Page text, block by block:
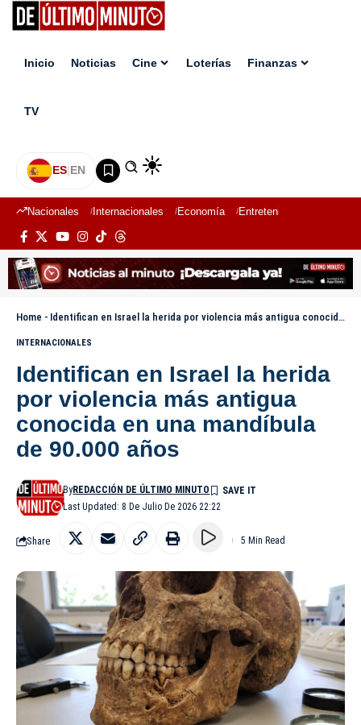
Inicio Noticias Cine Loterías Finanzas
TV
ES|EN
Nacionales Internacionales Economía Entretenimiento
Home - Identifican en Israel la herida por violencia más antigua conocida en una mandíbula de 90.000 años
INTERNACIONALES
Identifican en Israel la herida
por violencia más antigua
conocida en una mandíbula
de 90.000 años
Last Updated: 8 De Julio De 2026 22:22
ByREDACCIÓN DE ÚLTIMO MINUTO
Share 5 Min Read